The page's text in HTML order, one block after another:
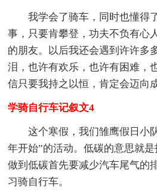
我学会了骑车，同时也懂得
事，只要肯攀登，功夫不负有心
的朋友。以后我还会遇到许许多
泪，也许有欢乐，也许有困难，
信只要我持之以恒，肯定会迈向
学骑自行车记叙文4
这个寒假，我们雏鹰假日小
年开始”的活动。低碳的意思就是
做到低碳首先要减少汽车尾气的
习骑自行车。